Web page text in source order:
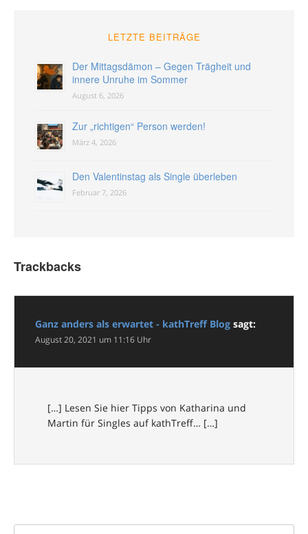
LETZTE BEITRÄGE
Der Mittagsdämon – Gegen Trägheit und
innere Unruhe im Sommer
August 6, 2026
Zur „richtigen“ Person werden!
März 4, 2026
Den Valentinstag als Single überleben
Februar 7, 2026
Trackbacks
Ganz anders als erwartet - kathTreff Blog sagt:
August 20, 2021 um 11:16 Uhr
[…] Lesen Sie hier Tipps von Katharina und
Martin für Singles auf kathTreff… […]